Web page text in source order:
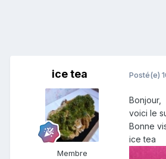
ice tea
Membre
Posté(e)
Bonjour,
voici le
Bonne
ice tea